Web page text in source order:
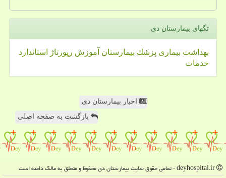
تگهای بیمارستان دی
بهداشت بیماری پزشك بیمارستان آموزش رپورتاژ
استاندارد
خدمات
اخبار بیمارستان دی
بازگشت به صفحه اصلی